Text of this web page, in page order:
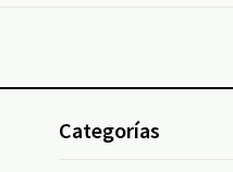
Categorías